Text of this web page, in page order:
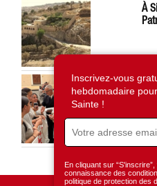
À
en
Inscrivez-vous
hebdomadaire
Sainte !
En cliquant sur
connaissance des
politique de protection des